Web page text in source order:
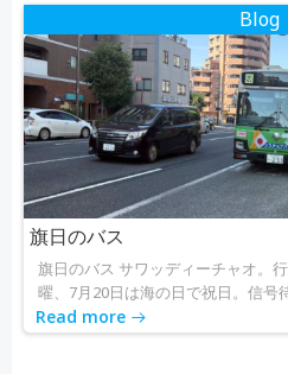
Blog
旗日のバス
旗日のバス サワッディーチャオ。
曜、7月20日は海の日で祝日。信
Read more